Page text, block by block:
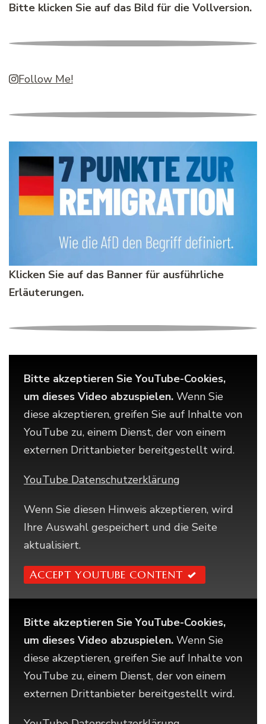
Bitte klicken Sie auf das Bild für die Vollversion.
Follow Me!
Klicken Sie auf das Banner für ausführliche
Erläuterungen.
Bitte akzeptieren Sie YouTube-Cookies,
um dieses Video abzuspielen. Wenn Sie
diese akzeptieren, greifen Sie auf Inhalte von
YouTube zu, einem Dienst, der von einem
externen Drittanbieter bereitgestellt wird.
YouTube Datenschutzerklärung
Wenn Sie diesen Hinweis akzeptieren, wird
Ihre Auswahl gespeichert und die Seite
aktualisiert.
ACCEPT YOUTUBE CONTENT
Bitte akzeptieren Sie YouTube-Cookies,
um dieses Video abzuspielen. Wenn Sie
diese akzeptieren, greifen Sie auf Inhalte von
YouTube zu, einem Dienst, der von einem
externen Drittanbieter bereitgestellt wird.